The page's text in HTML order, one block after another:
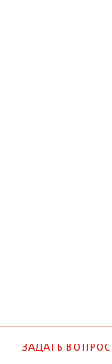
ЗАДАТЬ ВОПРОС